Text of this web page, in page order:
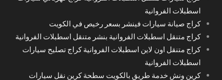
اسطبلات الفروانية
كراج صيانة سيارات فينشر بسعر رخيص في الكويت
كراج متنقل اسطبلات الفروانية بنشر متنقل اسطبلات الفروانية
كراج متنقل اون لاين اسطبلات الفروانية كراج تصليح سيارات
اسطبلات الفروانية
كرين ونش خدمة طريق بالكويت سطحة كرين نقل سيارات